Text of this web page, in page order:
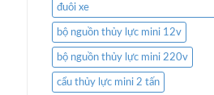
đuôi xe
bộ nguồn thủy lực mini 12v
bộ nguồn thủy lực mini 220v
cẩu thủy lực mini 2 tấn